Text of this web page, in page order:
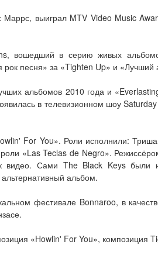
выиграл MTV Video Music
вошедший в серию живых
песня» за «Tighten Up» и «Лучший
альбомов 2010 года и
в телевизионном шоу
For You». Роли исполнили:
«Las Teclas de Negro».
Сами The Black Keys были
альбом.
фестивале Bonnaroo, в
«Howlin' For You», композиция